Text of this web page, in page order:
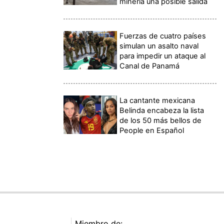
Fuerzas de cuatro países
simulan un asalto naval
para impedir un ataque al
Canal de Panamá
La cantante mexicana
Belinda encabeza la lista
de los 50 más bellos de
People en Español